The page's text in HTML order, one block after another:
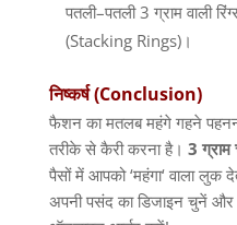
पतली–पतली3 ग्राम वाली
(Stacking Rings)।
निष्कर्ष(Conclusion)
फैशन का मतलब महंगे गहने
तरीके से कैरी करना है। 3 ग्राम
पैसों में आपको‘महंगा‘ वाला लुक
अपनी पसंद का डिजाइन चुनें